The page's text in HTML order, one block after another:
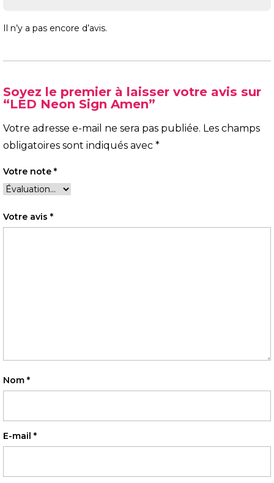
Il n’y a pas encore d’avis.
Soyez le premier à laisser votre avis sur
“LED Neon Sign Amen”
Votre adresse e-mail ne sera pas publiée. Les champs
obligatoires sont indiqués avec *
Votre note *
Votre avis *
Nom *
E-mail *